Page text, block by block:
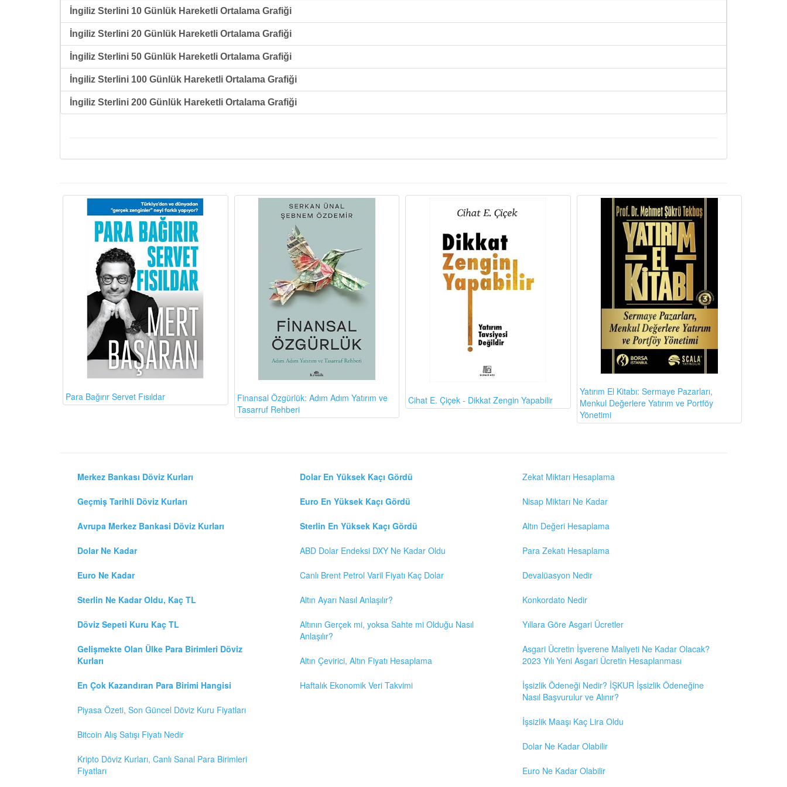
İngiliz Sterlini 10 Günlük Hareketli Ortalama Grafiği
İngiliz Sterlini 20 Günlük Hareketli Ortalama Grafiği
İngiliz Sterlini 50 Günlük Hareketli Ortalama Grafiği
İngiliz Sterlini 100 Günlük Hareketli Ortalama Grafiği
İngiliz Sterlini 200 Günlük Hareketli Ortalama Grafiği
Para Bağırır Servet Fısıldar
Finansal Özgürlük: Adım Adım Yatırım ve
Tasarruf Rehberi
Cihat E. Çiçek - Dikkat Zengin Yapabilir
Yatırım El Kitabı: Sermaye Pazarları,
Menkul Değerlere Yatırım ve Portföy
Yönetimi
Merkez Bankası Döviz Kurları
Geçmiş Tarihli Döviz Kurları
Avrupa Merkez Bankasi Döviz Kurları
Dolar Ne Kadar
Euro Ne Kadar
Sterlin Ne Kadar Oldu, Kaç TL
Döviz Sepeti Kuru Kaç TL
Gelişmekte Olan Ülke Para Birimleri Döviz
Kurları
En Çok Kazandıran Para Birimi Hangisi
Piyasa Özeti, Son Güncel Döviz Kuru Fiyatları
Bitcoin Alış Satışı Fiyatı Nedir
Kripto Döviz Kurları, Canlı Sanal Para Birimleri
Fiyatları
Dolar En Yüksek Kaçı Gördü
Euro En Yüksek Kaçı Gördü
Sterlin En Yüksek Kaçı Gördü
ABD Dolar Endeksi DXY Ne Kadar Oldu
Canlı Brent Petrol Varil Fiyatı Kaç Dolar
Altın Ayarı Nasıl Anlaşılır?
Altının Gerçek mi, yoksa Sahte mi Olduğu Nasıl
Anlaşılır?
Altın Çevirici, Altın Fiyatı Hesaplama
Haftalık Ekonomik Veri Takvimi
Zekat Miktarı Hesaplama
Nisap Miktarı Ne Kadar
Altın Değeri Hesaplama
Para Zekatı Hesaplama
Devalüasyon Nedir
Konkordato Nedir
Yıllara Göre Asgari Ücretler
Asgari Ücretin İşverene Maliyeti Ne Kadar Olacak?
2023 Yılı Yeni Asgari Ücretin Hesaplanması
İşsizlik Ödeneği Nedir? İŞKUR İşsizlik Ödeneğine
Nasıl Başvurulur ve Alınır?
İşsizlik Maaşı Kaç Lira Oldu
Dolar Ne Kadar Olabilir
Euro Ne Kadar Olabilir